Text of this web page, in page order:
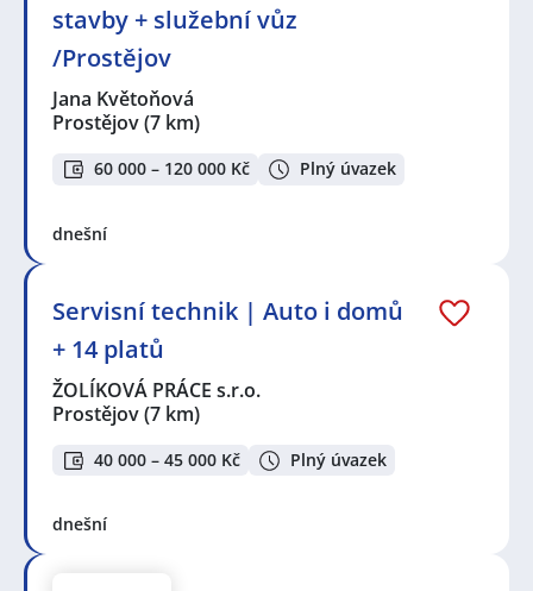
stavby + služební vůz
/Prostějov
Jana Květoňová
Prostějov(7 km)
60 000 – 120 000 Kč Plný úvazek
dnešní
Servisní technik | Auto i domů
+ 14 platů
ŽOLÍKOVÁ PRÁCE s.r.o.
Prostějov(7 km)
40 000 – 45 000 Kč Plný úvazek
dnešní